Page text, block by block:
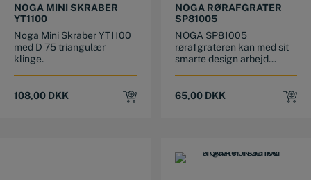
NOGA MINI SKRABER
YT1100
Noga Mini Skraber YT1100
med D 75 triangulær
klinge.
108,00 DKK
NOGA RØRAFGRATER
SP81005
NOGA SP81005
rørafgrateren kan med sit
smarte design arbejd...
65,00 DKK